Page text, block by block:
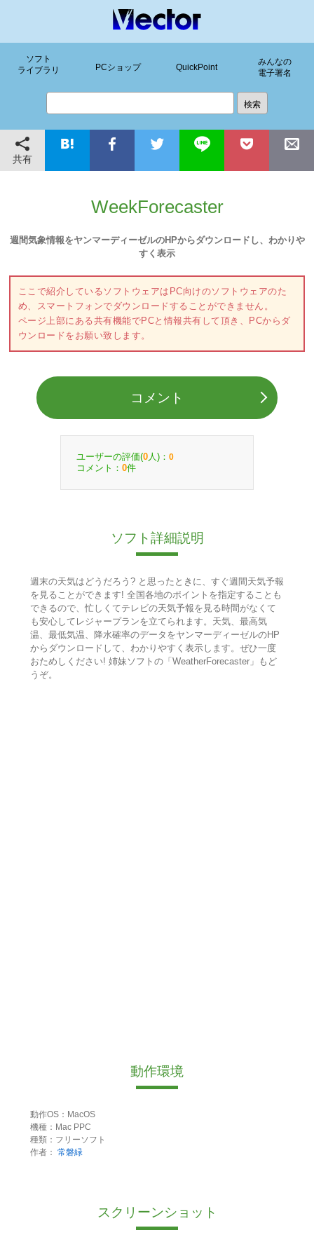
ソフト
ライブラリ
PCショップ QuickPoint
みんなの
電子署名
共有
WeekForecaster
週間気象情報をヤンマーディーゼルのHPからダウンロードし、わかりや
すく表示
ここで紹介しているソフトウェアはPC向けのソフトウェアのた
め、スマートフォンでダウンロードすることができません。
ページ上部にある共有機能でPCと情報共有して頂き、PCからダ
ウンロードをお願い致します。
コメント
ユーザーの評価(0 人)： 0
コメント： 0件
ソフト詳細説明
週末の天気はどうだろう? と思ったときに、すぐ週間天気予報
を見ることができます! 全国各地のポイントを指定することも
できるので、忙しくてテレビの天気予報を見る時間がなくて
も安心してレジャープランを立てられます。天気、最高気
温、最低気温、降水確率のデータをヤンマーディーゼルのHP
からダウンロードして、わかりやすく表示します。ぜひ一度
おためしください! 姉妹ソフトの「WeatherForecaster」もど
うぞ。
動作環境
動作OS：MacOS
機種：Mac PPC
種類：フリーソフト
作者： 常磐緑
スクリーンショット